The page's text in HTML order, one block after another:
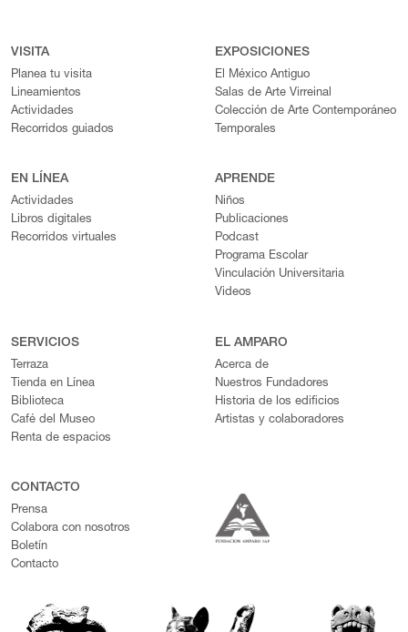
VISITA
Planea tu visita
Lineamientos
Actividades
Recorridos guiados
EXPOSICIONES
El México Antiguo
Salas de Arte Virreinal
Colección de Arte Contemporáneo
Temporales
EN LÍNEA
Actividades
Libros digitales
Recorridos virtuales
APRENDE
Niños
Publicaciones
Podcast
Programa Escolar
Vinculación Universitaria
Videos
SERVICIOS
Terraza
Tienda en Línea
Biblioteca
Café del Museo
Renta de espacios
EL AMPARO
Acerca de
Nuestros Fundadores
Historia de los edificios
Artistas y colaboradores
CONTACTO
Prensa
Colabora con nosotros
Boletín
Contacto